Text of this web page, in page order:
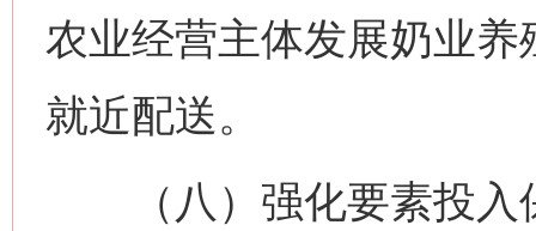
农业经营主体发展奶业
就近配送。
（八）强化要素投入